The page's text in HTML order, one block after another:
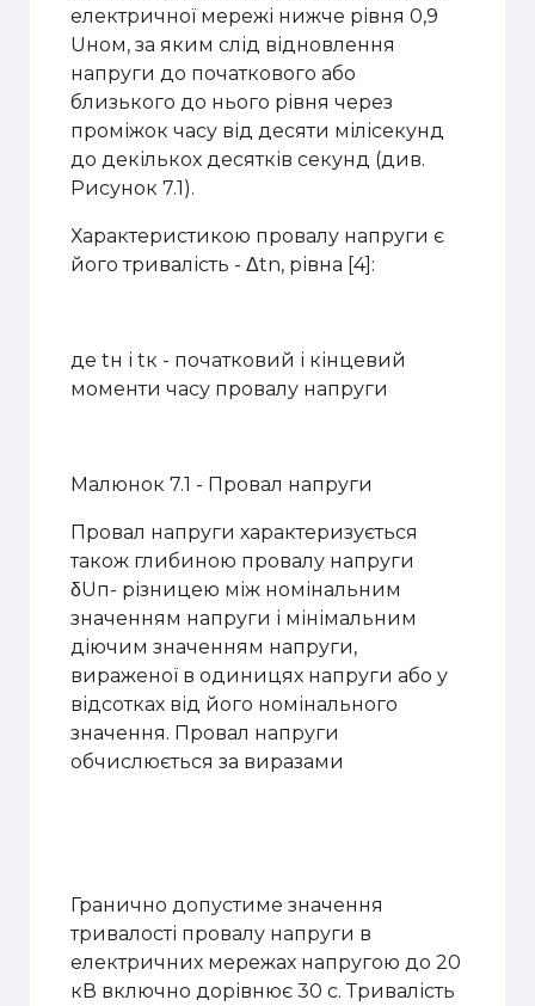
електричної мережі нижче рівня 0,9
Uном, за яким слід відновлення
напруги до початкового або
близького до нього рівня через
проміжок часу від десяти мілісекунд
до декількох десятків секунд (див.
Рисунок 7.1).
Характеристикою провалу напруги є
його тривалість - Δtn, рівна [4]:
де tн і tк - початковий і кінцевий
моменти часу провалу напруги
Малюнок 7.1 - Провал напруги
Провал напруги характеризується
також глибиною провалу напруги
δUп- різницею між номінальним
значенням напруги і мінімальним
діючим значенням напруги,
вираженої в одиницях напруги або у
відсотках від його номінального
значення. Провал напруги
обчислюється за виразами
Гранично допустиме значення
тривалості провалу напруги в
електричних мережах напругою до 20
кВ включно дорівнює 30 с. Тривалість